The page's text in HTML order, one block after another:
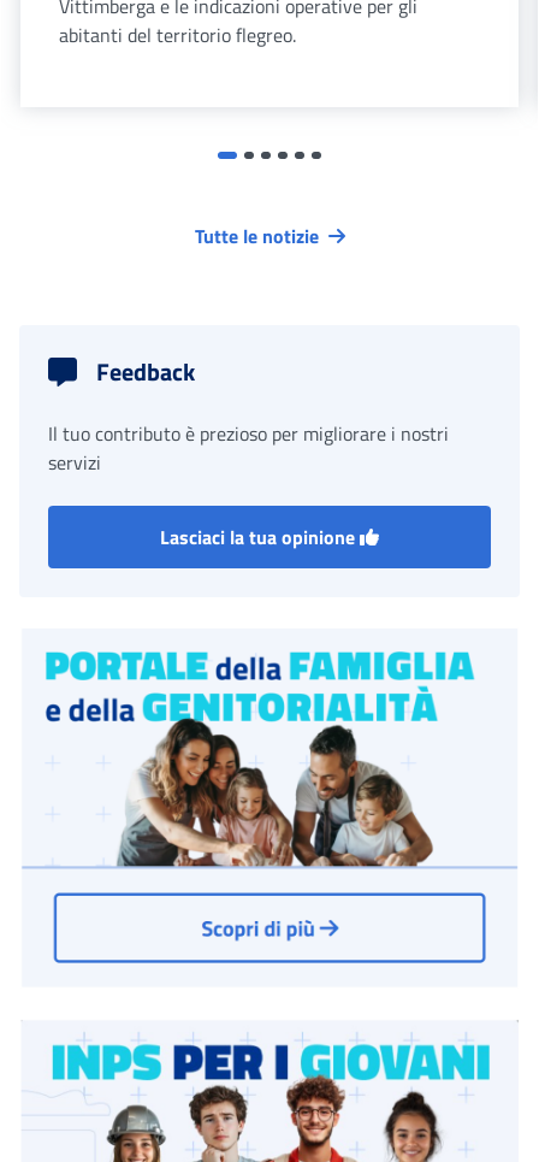
Vittimberga e le indicazioni operative per gli
abitanti del territorio flegreo.
Tutte le notizie
Feedback
Il tuo contributo è prezioso per migliorare i nostri
servizi
Lasciaci la tua opinione